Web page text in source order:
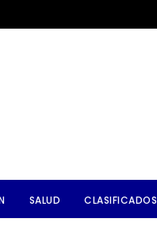
SALUD CLASIFICADOS